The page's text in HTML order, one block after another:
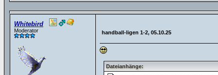
Whitebird
Moderator handball-ligen 1-2, 05.10.25
Dateianhänge: